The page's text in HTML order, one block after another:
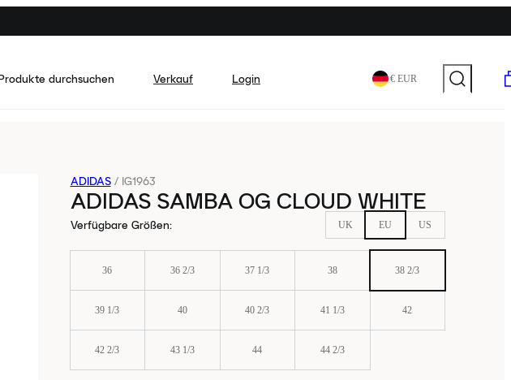
durchsuchen Verkauf Login € EUR
ADIDAS / IG1963
ADIDAS SAMBA OG CLOUD WHITE
Verfügbare Größen: UK EU US
36 36 2/3 37 1/3 38 38 2/3
39 1/3 40 40 2/3 41 1/3 42
42 2/3 43 1/3 44 44 2/3